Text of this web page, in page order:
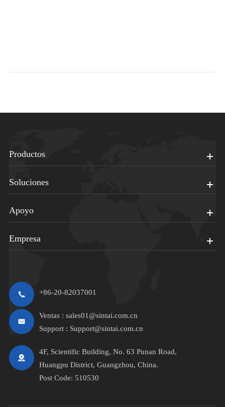
Productos
Soluciones
Apoyo
Empresa
+86-20-82037001
Ventas : sales01@sintai.com.cn
Support : Support@sintai.com.cn
4F, Scientific Building, No. 63 Punan Road,
Huangpu District, Guangzhou, China.
Post Code: 510530